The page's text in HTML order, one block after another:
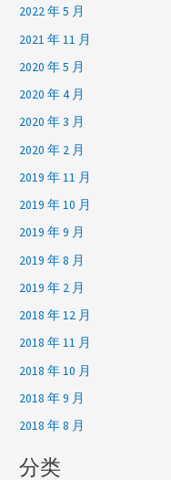
2022 年 5 月
2021 年 11 月
2020 年 5 月
2020 年 4 月
2020 年 3 月
2020 年 2 月
2019 年 11 月
2019 年 10 月
2019 年 9 月
2019 年 8 月
2019 年 2 月
2018 年 12 月
2018 年 11 月
2018 年 10 月
2018 年 9 月
2018 年 8 月
分类